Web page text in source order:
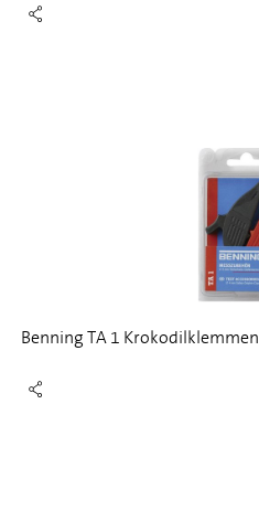
Benning TA 1 Krokodilklemmen